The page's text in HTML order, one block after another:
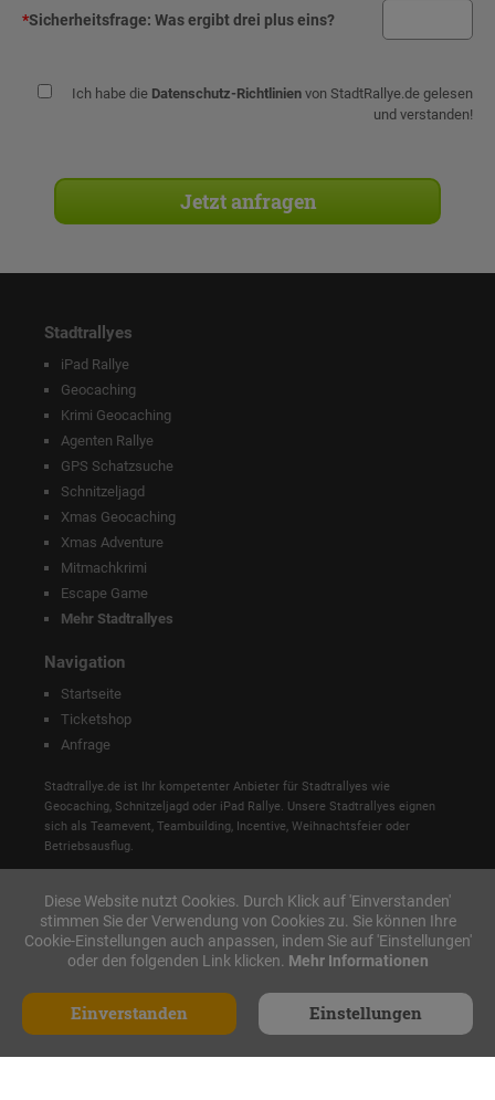
*Sicherheitsfrage: Was ergibt drei plus eins?
Ich habe die Datenschutz-Richtlinien von StadtRallye.de gelesen
und verstanden!
Stadtrallyes
iPad Rallye
Geocaching
Krimi Geocaching
Agenten Rallye
GPS Schatzsuche
Schnitzeljagd
Xmas Geocaching
Xmas Adventure
Mitmachkrimi
Escape Game
Mehr Stadtrallyes
Navigation
Startseite
Ticketshop
Anfrage
Stadtrallye.de ist Ihr kompetenter Anbieter für Stadtrallyes wie
Geocaching, Schnitzeljagd oder iPad Rallye. Unsere Stadtrallyes eignen
sich als Teamevent, Teambuilding, Incentive, Weihnachtsfeier oder
Betriebsausflug.
Made with ♥ in Nürnberg
Diese Website nutzt Cookies. Durch Klick auf 'Einverstanden'
stimmen Sie der Verwendung von Cookies zu. Sie können Ihre
Cookie-Einstellungen auch anpassen, indem Sie auf 'Einstellungen'
oder den folgenden Link klicken. Mehr Informationen
Einverstanden Einstellungen